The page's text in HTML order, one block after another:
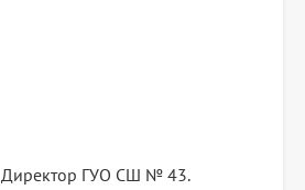
Директор ГУО СШ № 43.